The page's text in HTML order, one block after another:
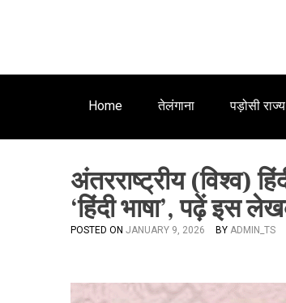
Home तेलंगाना पड़ोसी राज्य
अंतरराष्ट्रीय (विश्व)
‘हिंदी भाषा’, पढ़ें इस
POSTED ON JANUARY 9, 2026 BY ADMIN_TS